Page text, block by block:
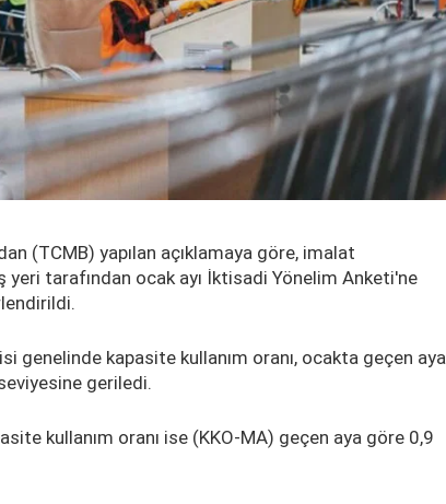
(TCMB) yapılan açıklamaya göre, imalat
tarafından ocak ayı İktisadi Yönelim Anketi'ne
genelinde kapasite kullanım oranı, ocakta geçen aya
geriledi.
kullanım oranı ise (KKO-MA) geçen aya göre 0,9